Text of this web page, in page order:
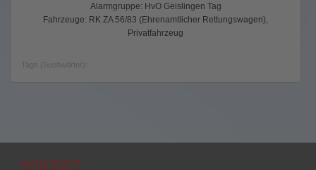
Alarmgruppe: HvO Geislingen Tag
Fahrzeuge: RK ZA 56/83 (Ehrenamtlicher Rettungswagen),
Privatfahrzeug
Tags (Suchwörter):
KONTAKT